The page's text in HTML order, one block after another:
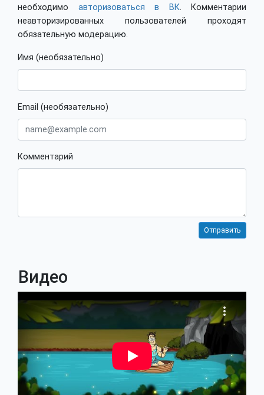
необходимо авторизоваться в ВК. Комментарии
неавторизированных пользователей проходят
обязательную модерацию.
Имя (необязательно)
Email (необязательно)
Комментарий
Видео